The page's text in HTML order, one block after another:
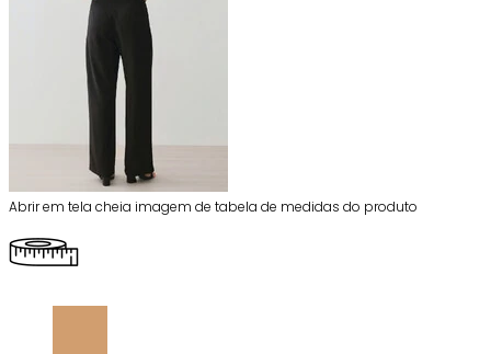
Abrir em tela cheia imagem de tabela de medidas do produto